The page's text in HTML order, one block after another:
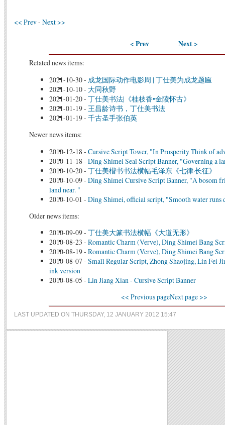
<< Prev- Next >>
< Prev Next >
Related news items:
2021-10-30- 成龙国际动作电影周 | 丁仕美为成龙题匾
2021-10-10- 大同秋野
2021-01-20- 丁仕美书法|《桂枝香•金陵怀古》
2021-01-19- 王昌龄诗书，丁仕美书法
2021-01-19- 千古圣手张伯英
Newer news items:
2010-12-18 - Cursive Script Tower, "In Prosperity Think of
2010-11-18 - Ding Shimei Seal Script Banner, "Governing a
2010-10-20- 丁仕美楷书书法横幅毛泽东《七律·长征》
2010-10-09- Ding Shimei Cursive Script Banner, "A bosom
land near. "
2010-10-01 - Ding Shimei, official script, "Smooth water runs
Older news items:
2010-09-09- 丁仕美大篆书法横幅《大道无形》
2010-08-23 - Romantic Charm (Verve), Ding Shimei Bang
2010-08-19- Romantic Charm (Verve), Ding Shimei Bang
2010-08-07 - Small Regular Script, Zhong Shaojing, Lin Fei
ink version
2010-08-05 - Lin Jiang Xian - Cursive Script Banner
<< Previous pageNext page >>
LAST UPDATED ON THURSDAY, 12 JANUARY 2012 15:47